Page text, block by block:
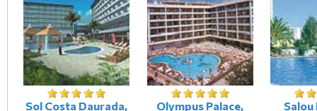
Sol Costa Daurada, Olympus Palace, Salou